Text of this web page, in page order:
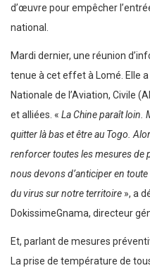
d’œuvre pour empêcher
national.
Mardi dernier, une réunion
tenue à cet effet à Lomé. Elle
Nationale de l’Aviation, Civile
et alliées. « La Chine paraît loin.
quitter là bas et être au Togo.
renforcer toutes les mesures de
nous devons d’anticiper en
du virus sur notre territoire », a
DokissimeGnama, directeur
Et, parlant de mesures
La prise de température de